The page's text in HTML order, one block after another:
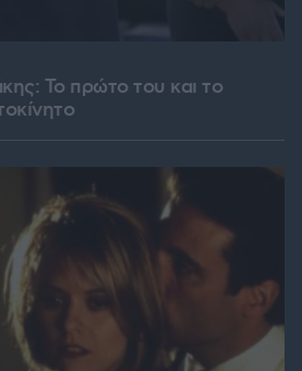
Το πρώτο του και το